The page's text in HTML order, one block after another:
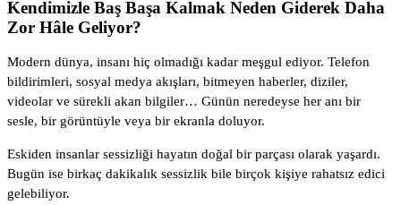
Kendimizle Baş Başa Kalmak Neden Giderek Daha
Zor Hâle Geliyor?
Modern dünya, insanı hiç olmadığı kadar meşgul ediyor. Telefon
bildirimleri, sosyal medya akışları, bitmeyen haberler, diziler,
videolar ve sürekli akan bilgiler… Günün neredeyse her anı bir
sesle, bir görüntüyle veya bir ekranla doluyor.
Eskiden insanlar sessizliği hayatın doğal bir parçası olarak yaşardı.
Bugün ise birkaç dakikalık sessizlik bile birçok kişiye rahatsız edici
gelebiliyor.